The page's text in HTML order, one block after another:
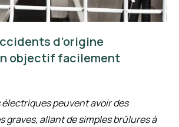
d’origine
objectif facilement
peuvent avoir des
graves, allant de simples brûlures à